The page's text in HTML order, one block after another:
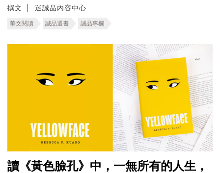
撰文 迷誠品內容中心
華文閱讀 誠品選書 誠品專欄
讀《黃色臉孔》中，一無所有的人生，